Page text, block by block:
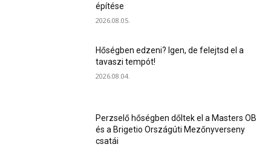
építése
2026.08.05.
Hőségben edzeni? Igen, de felejtsd el a
tavaszi tempót!
2026.08.04.
Perzselő hőségben dőltek el a Masters OB
és a Brigetio Országúti Mezőnyverseny
csatái